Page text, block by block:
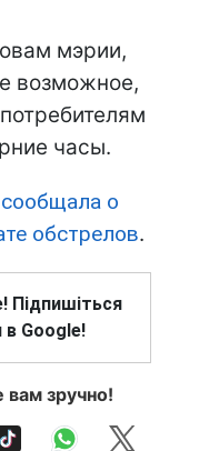
мэрии,
возможное,
часы.
о
обстрелов.
Підпишіться
в Google!
вам зручно!